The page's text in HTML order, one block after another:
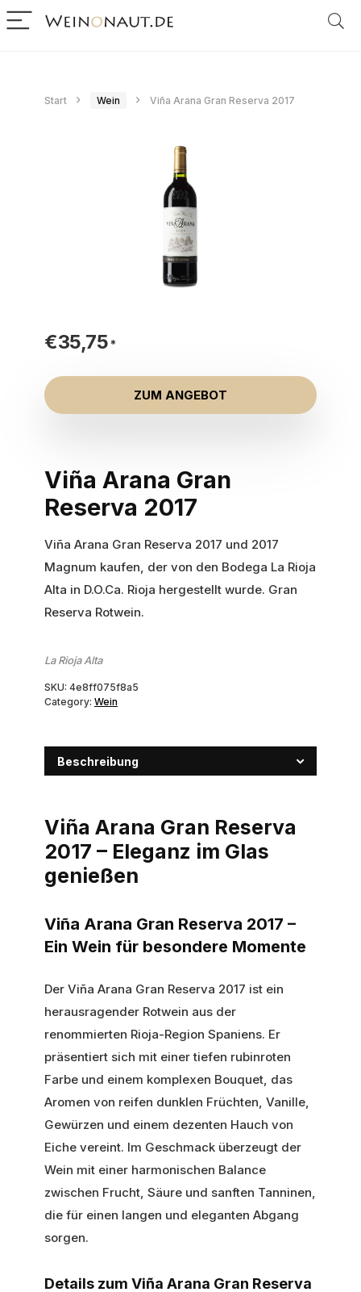
Start Wein Viña Arana Gran Reserva 2017
Viña Arana Gran
Reserva 2017
Viña Arana Gran Reserva 2017 und 2017
Magnum kaufen, der von den Bodega La Rioja
Alta in D.O.Ca. Rioja hergestellt wurde. Gran
Reserva Rotwein.
€35,75
ZUM ANGEBOT
La Rioja Alta
SKU: 4e8ff075f8a5
Category: Wein
Beschreibung
Viña Arana Gran Reserva
2017 – Eleganz im Glas
genießen
Viña Arana Gran Reserva 2017 –
Ein Wein für besondere Momente
Der Viña Arana Gran Reserva 2017 ist ein
herausragender Rotwein aus der
renommierten Rioja-Region Spaniens. Er
präsentiert sich mit einer tiefen rubinroten
Farbe und einem komplexen Bouquet, das
Aromen von reifen dunklen Früchten, Vanille,
Gewürzen und einem dezenten Hauch von
Eiche vereint. Im Geschmack überzeugt der
Wein mit einer harmonischen Balance
zwischen Frucht, Säure und sanften Tanninen,
die für einen langen und eleganten Abgang
sorgen.
Details zum Viña Arana Gran Reserva